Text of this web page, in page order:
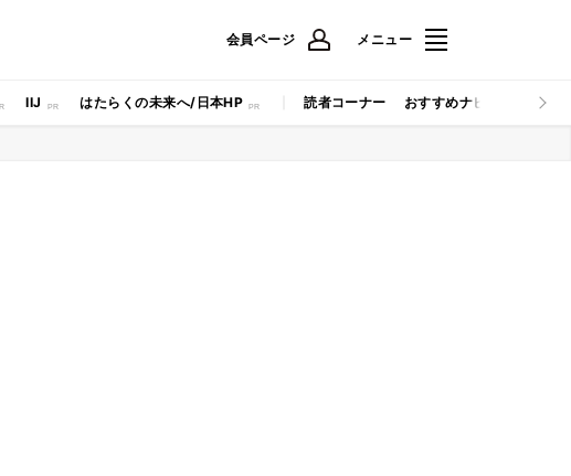
会員ページ メニュー
IIJ はたらくの未来へ/日本HP 読者コーナー おすすめナビ マイナビ